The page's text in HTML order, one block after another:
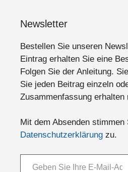
Newsletter
Bestellen Sie unseren
Eintrag erhalten Sie eine
Folgen Sie der Anleitung.
Sie jeden Beitrag einzeln
Zusammenfassung erhalten
Mit dem Absenden stimmen
Datenschutzerklärung zu.
Geben Sie Ihre E-Mail-Adresse ein ...